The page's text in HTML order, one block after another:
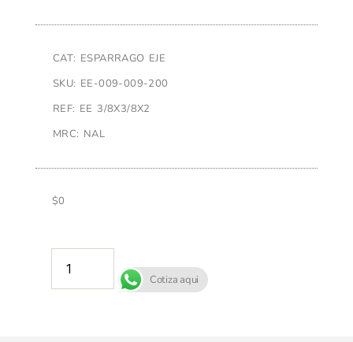
CAT: ESPARRAGO EJE
SKU: EE-009-009-200
REF: EE 3/8X3/8X2
MRC: NAL
$0
Cotiza aqui